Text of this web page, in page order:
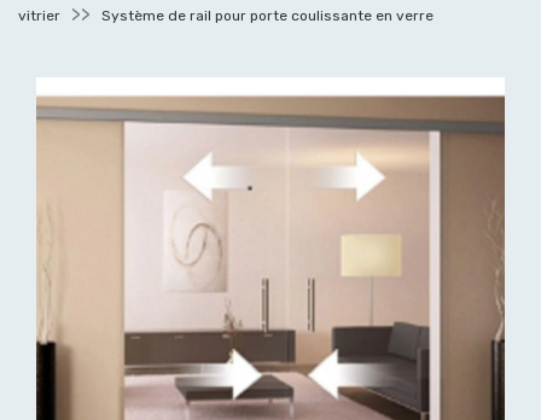
vitrier
Système de rail pour porte coulissante en verre